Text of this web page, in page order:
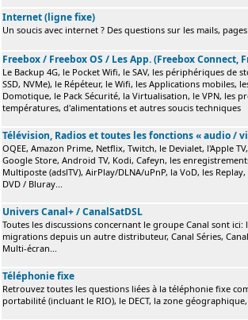
Internet (ligne fixe)
Un soucis avec internet ? Des questions sur les mails,
Freebox / Freebox OS / Les App. (Freebox Connect,
Le Backup 4G, le Pocket Wifi, le SAV, les périphériques de
SSD, NVMe), le Répéteur, le Wifi, les Applications mobiles,
Domotique, le Pack Sécurité, la Virtualisation, le VPN, les
températures, d'alimentations et autres soucis techniques
Télévision, Radios et toutes les fonctions « audio /
OQEE, Amazon Prime, Netflix, Twitch, le Devialet, l'Apple
Google Store, Android TV, Kodi, Cafeyn, les
Multiposte (adslTV), AirPlay/DLNA/uPnP, la VoD, les
DVD / Bluray...
Univers Canal+ / CanalSatDSL
Toutes les discussions concernant le groupe Canal sont ici:
migrations depuis un autre distributeur, Canal Séries,
Multi-écran...
Téléphonie fixe
Retrouvez toutes les questions liées à la téléphonie fixe
portabilité (incluant le RIO), le DECT, la zone géographique,